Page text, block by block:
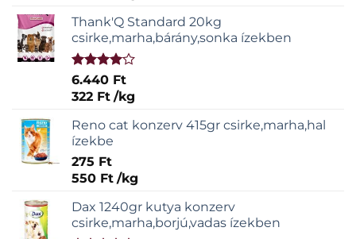
Thank'Q Standard 20kg
csirke,marha,bárány,sonka ízekben
Értékelés:
4.00 / 5
6.440 Ft
322 Ft /kg
Reno cat konzerv 415gr csirke,marha,hal
ízekbe
275 Ft
550 Ft /kg
Dax 1240gr kutya konzerv
csirke,marha,borjú,vadas ízekben